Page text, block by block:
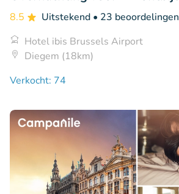
8.5 Uitstekend • 23 beoordelingen
Hotel ibis Brussels Airport
Diegem (18km)
Verkocht: 74